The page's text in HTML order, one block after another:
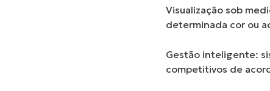
Visualização sob
determinada cor ou
Gestão inteligente:
competitivos de